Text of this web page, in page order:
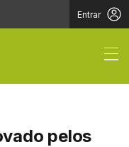
Entrar
pelos